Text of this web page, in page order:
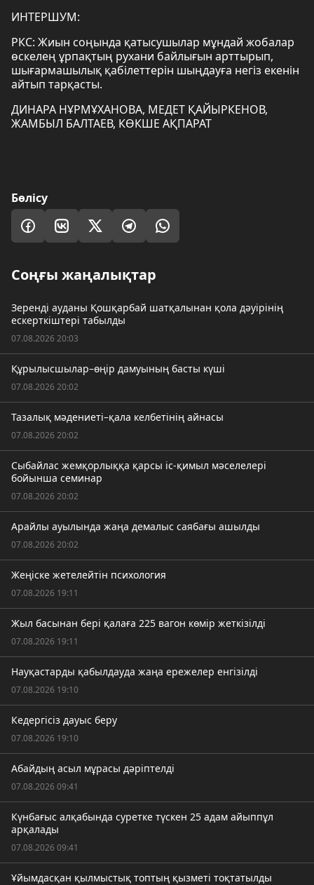
ИНТЕРШУМ:
РКС: Жиын соңында қатысушылар мұндай жобалар
өскелең ұрпақтың рухани байлығын арттырып,
шығармашылық қабілеттерін шыңдауға негіз екенін
айтып тарқасты.
ДИНАРА НҰРМҰХАНОВА, МЕДЕТ ҚАЙЫРКЕНОВ,
ЖАМБЫЛ БАЛТАЕВ, КӨКШЕ АҚПАРАТ
Бөлісу
Соңғы жаңалықтар
Зеренді ауданы Қошқарбай шатқалынан қола дәуірінің
ескерткіштері табылды
07.08.2026 20:03
Құрылысшылар–өңір дамуының басты күші
07.08.2026 20:02
Тазалық мәдениеті–қала келбетінің айнасы
07.08.2026 20:02
Сыбайлас жемқорлыққа қарсы іс-қимыл мәселелері
бойынша семинар
07.08.2026 20:02
Арайлы ауылында жаңа демалыс саябағы ашылды
07.08.2026 20:02
Жеңіске жетелейтін психология
07.08.2026 19:11
Жыл басынан бері қалаға 225 вагон көмір жеткізілді
07.08.2026 19:11
Науқастарды қабылдауда жаңа ережелер енгізілді
07.08.2026 19:10
Кедергісіз дауыс беру
07.08.2026 19:10
Абайдың асыл мұрасы дәріптелді
07.08.2026 09:41
Күнбағыс алқабында суретке түскен 25 адам айыппұл
арқалады
07.08.2026 09:41
Ұйымдасқан қылмыстық топтың қызметі тоқтатылды